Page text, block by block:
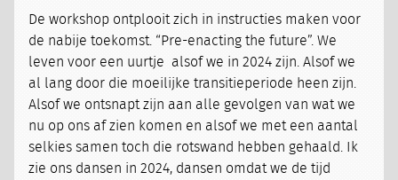
De workshop ontplooit zich in instructies maken voor
de nabije toekomst. “Pre-enacting the future”. We
leven voor een uurtje alsof we in 2024 zijn. Alsof we
al lang door die moeilijke transitieperiode heen zijn.
Alsof we ontsnapt zijn aan alle gevolgen van wat we
nu op ons af zien komen en alsof we met een aantal
selkies samen toch die rotswand hebben gehaald. Ik
zie ons dansen in 2024, dansen omdat we de tijd